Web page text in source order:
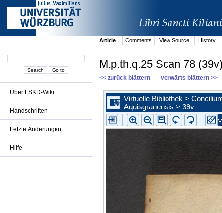
Über LSKD-Wiki
Handschriften
Letzte Änderungen
Hilfe
Article Comments View Source History
M.p.th.q.25 Scan 78 (39v)
<< zurück blättern vorwärts blättern >>